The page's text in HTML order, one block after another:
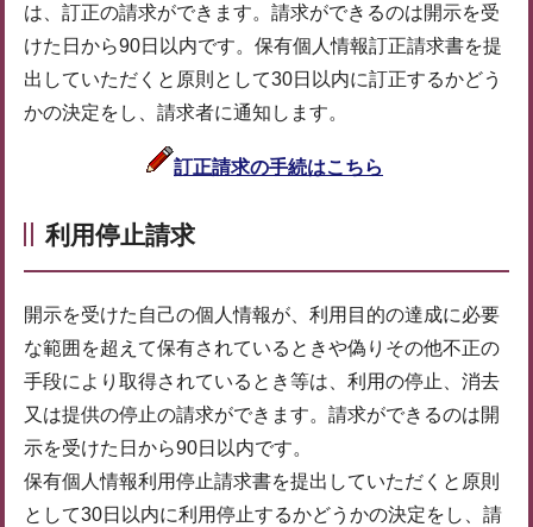
は、訂正の請求ができます。請求ができるのは開示を受
けた日から90日以内です。保有個人情報訂正請求書を提
出していただくと原則として30日以内に訂正するかどう
かの決定をし、請求者に通知します。
訂正請求の手続はこちら
利用停止請求
開示を受けた自己の個人情報が、利用目的の達成に必要
な範囲を超えて保有されているときや偽りその他不正の
手段により取得されているとき等は、利用の停止、消去
又は提供の停止の請求ができます。請求ができるのは開
示を受けた日から90日以内です。
保有個人情報利用停止請求書を提出していただくと原則
として30日以内に利用停止するかどうかの決定をし、請